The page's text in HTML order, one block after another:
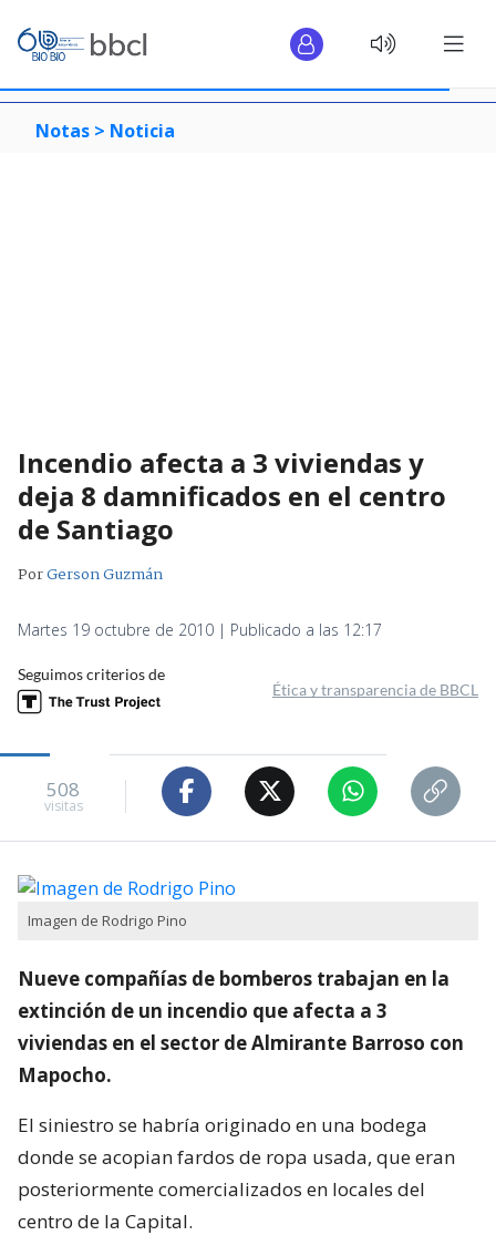
Notas > Noticia
Incendio afecta a 3 viviendas y
deja 8 damnificados en el centro
de Santiago
PorGerson Guzmán
Martes 19 octubre de 2010 | Publicado a las 12:17
Seguimos criterios de
Ética y transparencia de BBCL
508
visitas
Imagen de Rodrigo Pino
Nueve compañías de bomberos trabajan en la
extinción de un incendio que afecta a 3
viviendas en el sector de Almirante Barroso con
Mapocho.
El siniestro se habría originado en una bodega
donde se acopian fardos de ropa usada, que eran
posteriormente comercializados en locales del
centro de la Capital.